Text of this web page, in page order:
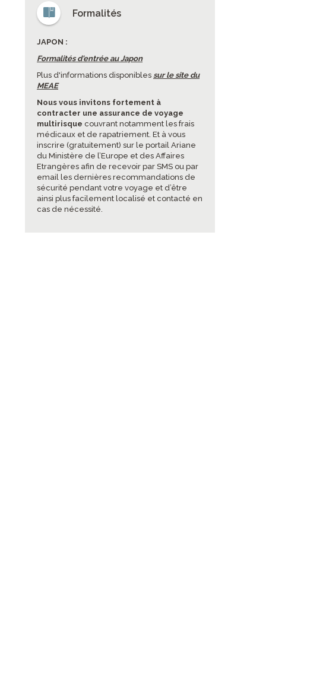
Formalités
JAPON :
Formalités d'entrée au Japon
Plus d'informations disponiblessur le site du
MEAE
Nous vous invitons fortement à
contracter une assurance de voyage
multirisque couvrant notamment les frais
médicaux et de rapatriement. Et à vous
inscrire (gratuitement) sur le portail Ariane
du Ministère de l’Europe et des Affaires
Etrangères afin de recevoir par SMS ou par
email les dernières recommandations de
sécurité pendant votre voyage et d’être
ainsi plus facilement localisé et contacté en
cas de nécessité.